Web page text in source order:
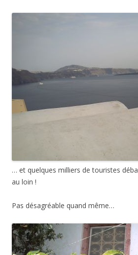
… et quelques milliers de touristes
au loin !
Pas désagréable quand même…